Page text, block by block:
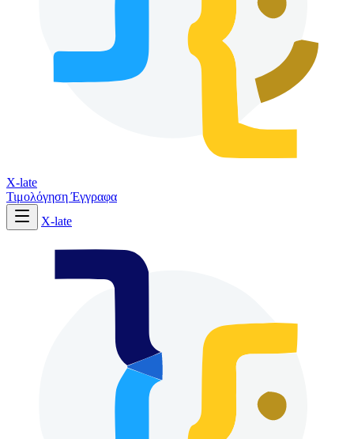
X-late
ΤιμολόγησηΈγγραφα
X-late